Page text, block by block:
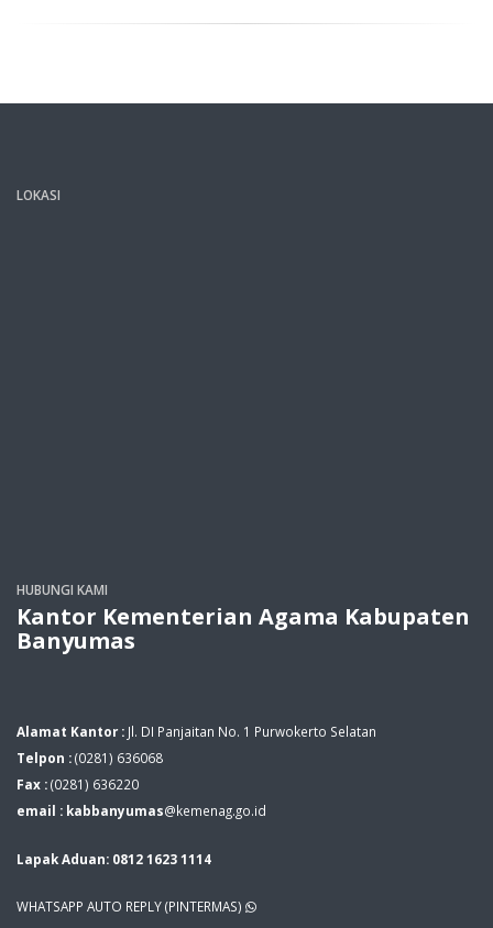
LOKASI
HUBUNGI KAMI
Kantor Kementerian Agama Kabupaten
Banyumas
Alamat Kantor : Jl. DI Panjaitan No. 1 Purwokerto Selatan
Telpon :(0281) 636068
Fax :(0281) 636220
email : kabbanyumas@kemenag.go.id
Lapak Aduan: 0812 1623 1114
WHATSAPP AUTO REPLY (PINTERMAS)